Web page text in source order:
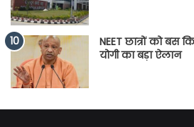
NEET छात्रों को बस
योगी का बड़ा ऐलान